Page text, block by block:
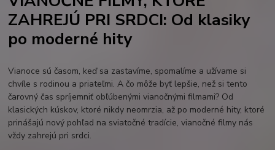
ZAHREJÚ PRI SRDCI: Od klasiky
po moderné hity
Vianoce sú časom, keď sa zastavíme, spomalíme a užívame si
chvíle s rodinou a priateľmi. A čo môže byť lepšie, než si tento
čarovný čas spríjemniť obľúbenými vianočnými filmami? Od
klasických kúskov, ktoré nikdy neomrzia, až po moderné hity, ktoré
prinášajú nový pohľad na sviatočné tradície, vianočné filmy nás
vždy zahrejú pri srdci.